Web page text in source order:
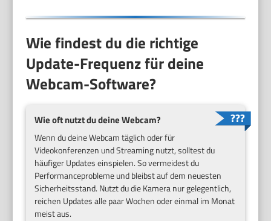
Wie findest du die richtige
Update-Frequenz für deine
Webcam-Software?
Wie oft nutzt du deine Webcam?
Wenn du deine Webcam täglich oder für
Videokonferenzen und Streaming nutzt, solltest du
häufiger Updates einspielen. So vermeidest du
Performanceprobleme und bleibst auf dem neuesten
Sicherheitsstand. Nutzt du die Kamera nur gelegentlich,
reichen Updates alle paar Wochen oder einmal im Monat
meist aus.